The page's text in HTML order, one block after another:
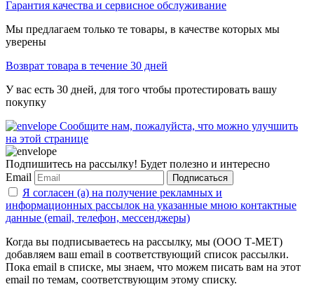
Гарантия качества и сервисное обслуживание
Мы предлагаем только те товары, в качестве которых мы
уверены
Возврат товара в течение 30 дней
У вас есть 30 дней, для того чтобы протестировать вашу
покупку
Сообщите нам, пожалуйста, что можно улучшить
на этой странице
Подпишитесь на рассылку! Будет полезно и интересно
Email
Подписаться
Я согласен (а) на получение рекламных и
информационных рассылок на указанные мною контактные
данные (email, телефон, мессенджеры)
Когда вы подписываетесь на рассылку, мы (ООО Т-МЕТ)
добавляем ваш email в соответствующий список рассылки.
Пока email в списке, мы знаем, что можем писать вам на этот
email по темам, соответствующим этому списку.